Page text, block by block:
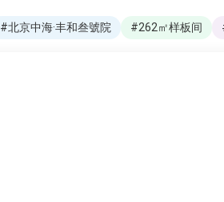
#北京中海·丰和叁號院 #262㎡样板间